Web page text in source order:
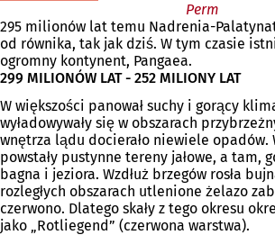
Perm
295 milionów lat temu Nadrenia-Palatynat
od równika, tak jak dziś. W tym czasie
ogromny kontynent, Pangaea.
299 MILIONÓW LAT - 252 MILIONY LAT
W większości panował suchy i gorący
wyładowywały się w obszarach
wnętrza lądu docierało niewiele opadów.
powstały pustynne tereny jałowe, a tam,
bagna i jeziora. Wzdłuż brzegów rosła
rozległych obszarach utlenione żelazo
czerwono. Dlatego skały z tego okresu
jako „Rotliegend” (czerwona warstwa).